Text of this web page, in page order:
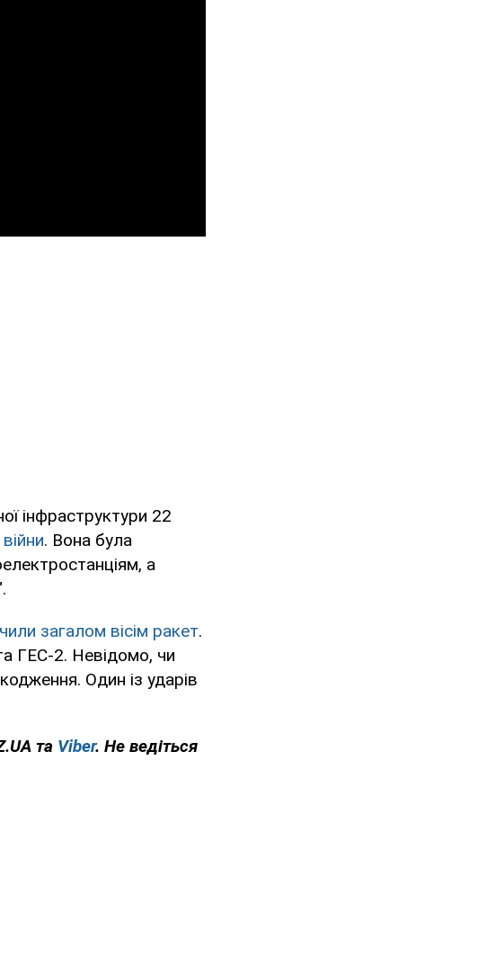
інфраструктури 22
. Вона була
а
загалом вісім ракет.
ГЕС-2. Невідомо, чи
Один із ударів
та Viber. Не ведіться